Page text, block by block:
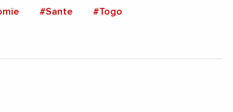
#Sante #Togo